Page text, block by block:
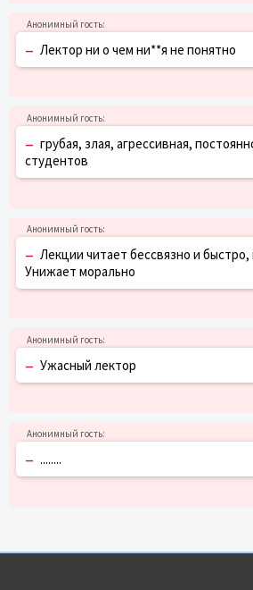
– Лектор ни о чем ни**я не понятно
– грубая, злая, агрессивная,
студентов
– Лекции читает бессвязно и
Унижает морально
– Ужасный лектор
– ........